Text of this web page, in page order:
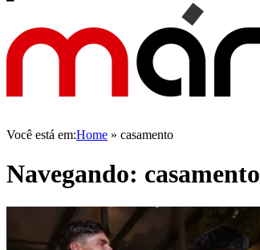
Você está em:Home » casamento
Navegando: casamento